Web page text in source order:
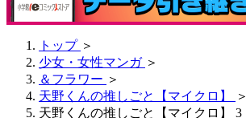
トップ ＞
少女・女性マンガ ＞
＆フラワー ＞
天野くんの推しごと【マイクロ】
＞
天野くんの推しごと【マイクロ】 3